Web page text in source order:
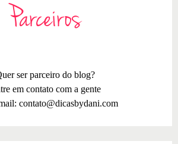
Parceiros
ser parceiro do blog?
em contato com a gente
contato@dicasbydani.com